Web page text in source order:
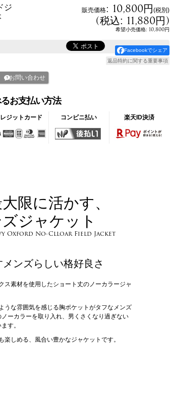
ジ
販売価格: 10,800円(税別)
(税込: 11,880円)
希望小売価格: 10,800円
Facebookでシェア
返品特約に関する重要事項
お問い合わせ
お支払い方法
ジットカード コンビニ払い 楽天ID決済
限に活かす、
ジャケット
Oxford No-Clloar Field Jacket
ンズらしい格好良さ
ス素材を使用したショート丈のノーカラージャ
うな雰囲気を感じる胸ポケットがタフなメンズ
ーカラーを取り入れ、男くさくなり過ぎない
す。
しめる、風合い豊かなジャケットです。